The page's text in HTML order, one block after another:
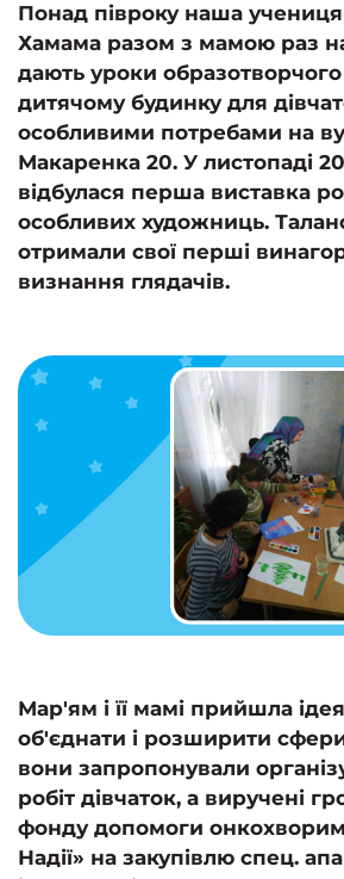
Понад півроку наша
Хамама разом з мамою раз
дають уроки
дитячому будинку для
особливими потребами на
Макаренка 20. У листопаді
відбулася перша виставка
особливих художниць.
отримали свої перші
визнання глядачів.
Мар'ям і її мамі прийшла
об'єднати і розширити
вони запропонували
робіт дівчаток, а виручені
фонду допомоги
Надії» на закупівлю спец.